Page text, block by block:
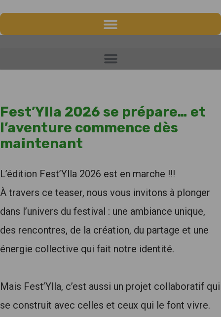
Fest’Ylla 2026 se prépare… et
l’aventure commence dès
maintenant
L’édition Fest’Ylla 2026 est en marche !!!
À travers ce teaser, nous vous invitons à plonger
dans l’univers du festival : une ambiance unique,
des rencontres, de la création, du partage et une
énergie collective qui fait notre identité.
Mais Fest’Ylla, c’est aussi un projet collaboratif qui
se construit avec celles et ceux qui le font vivre.